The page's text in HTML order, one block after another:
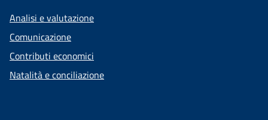
Analisi e valutazione
Comunicazione
Contributi economici
Natalità e conciliazione